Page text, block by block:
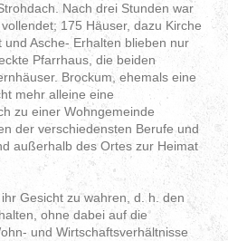
Nach drei Stunden war
175 Häuser, dazu Kirche
und Asche- Erhalten blieben nur
Pfarrhaus, die beiden
Brockum, ehemals eine
mehr alleine eine
zu einer Wohngemeinde
der verschiedensten Berufe und
außerhalb des Ortes zur Heimat
Gesicht zu wahren, d. h. den
ohne dabei auf die
und Wirtschaftsverhältnisse